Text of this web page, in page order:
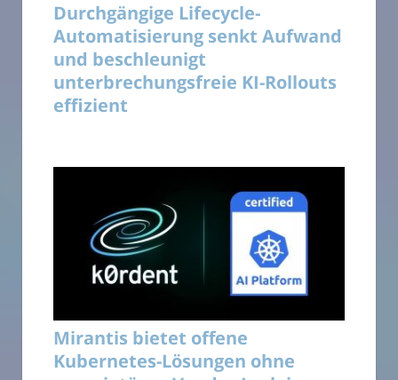
Durchgängige Lifecycle-
Automatisierung senkt Aufwand
und beschleunigt
unterbrechungsfreie KI-Rollouts
effizient
Mirantis bietet offene
Kubernetes-Lösungen ohne